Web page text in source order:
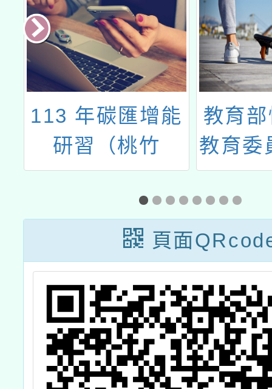
113 年碳匯增能
研習（桃竹
場）」活動簡章
教育
教育委
性平會
提案
案
頁面